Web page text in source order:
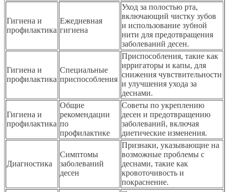
Гигиена и
профилактика
Ежедневная
гигиена
Уход за полостью рта,
включающий чистку зубов
и использование зубной
нити для предотвращения
заболеваний десен.
Гигиена и
профилактика
Специальные
приспособления
Приспособления, такие как
ирригаторы и капы, для
снижения чувствительности
и улучшения ухода за
деснами.
Гигиена и
профилактика
Общие
рекомендации
по
профилактике
Советы по укреплению
десен и предотвращению
заболеваний, включая
диетические изменения.
Диагностика
Симптомы
заболеваний
десен
Признаки, указывающие на
возможные проблемы с
деснами, такие как
кровоточивость и
покраснение.